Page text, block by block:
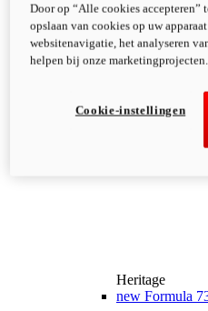
Heritage
new Formula
Door op “Alle cookies
opslaan van cookies op uw
websitenavigatie, het analyseren
helpen bij onze marketingprojecten.
Cookie-instellingen